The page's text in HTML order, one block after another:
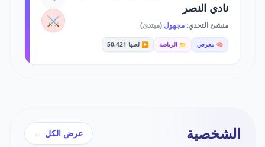
نادي النصر
منشئ التحدي:مجهول (مبتدئ)
🧠 معرفي 📁 الرياضة ▶️ لعبها 50,421
⚔️
الشخصية عرض الكل ←